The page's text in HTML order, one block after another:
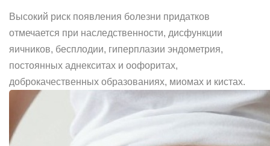
Высокий риск появления болезни придатков
отмечается при наследственности, дисфункции
яичников, бесплодии, гиперплазии эндометрия,
постоянных аднекситах и оофоритах,
доброкачественных образованиях, миомах и кистах.